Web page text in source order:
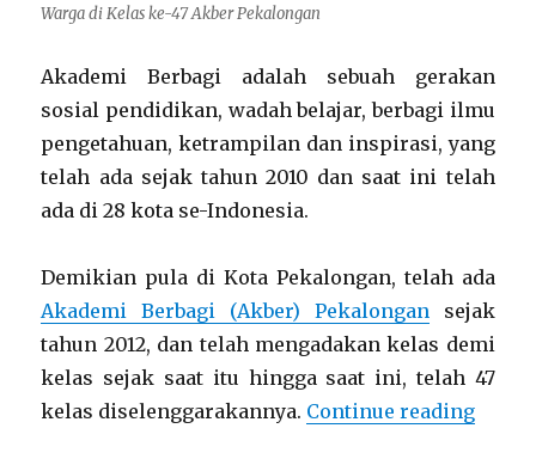
Warga di Kelas ke-47 Akber Pekalongan
Akademi Berbagi adalah sebuah gerakan
sosial pendidikan, wadah belajar, berbagi ilmu
pengetahuan, ketrampilan dan inspirasi, yang
telah ada sejak tahun 2010 dan saat ini telah
ada di 28 kota se-Indonesia.
Demikian pula di Kota Pekalongan, telah ada
Akademi Berbagi (Akber) Pekalongansejak
tahun 2012, dan telah mengadakan kelas demi
kelas sejak saat itu hingga saat ini, telah 47
kelas diselenggarakannya. Continue reading